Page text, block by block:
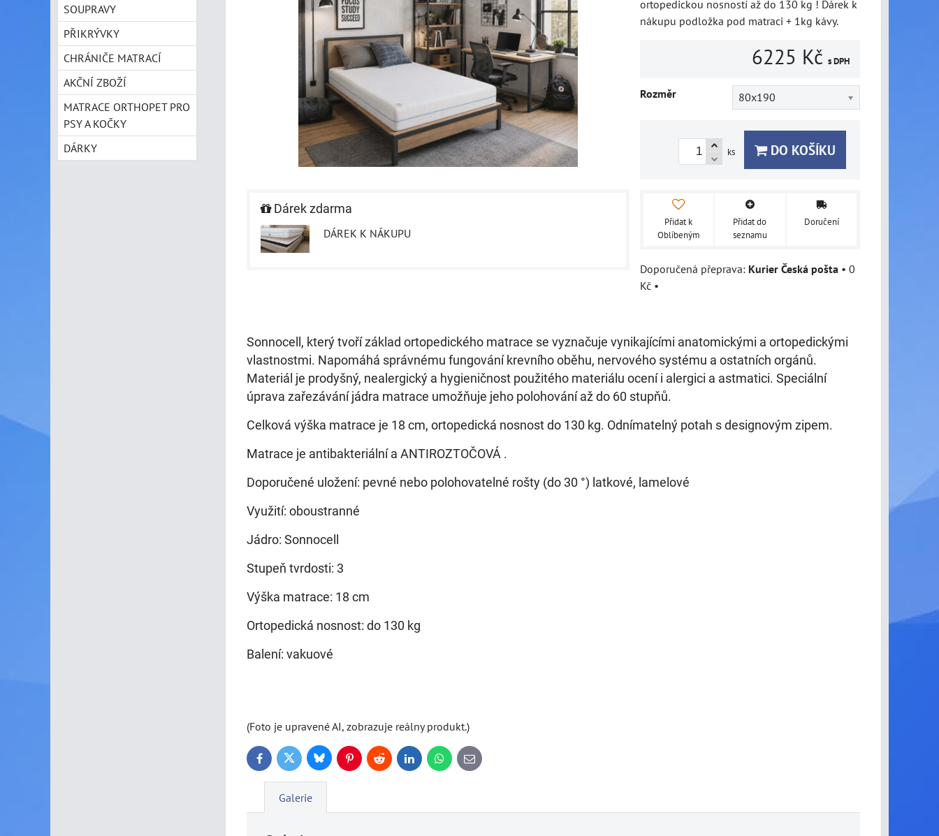
Dárek zdarma
DÁREK K NÁKUPU
ortopedickou nosností až do 130 kg ! Dárek k
nákupu podložka pod matraci + 1kg kávy.
6225 Kč s DPH
Rozměr 80x190
ks DO KOŠÍKU
Přidat k
Oblíbeným
Přidat do
seznamu
Doručení
Kurier Česká pošta • 0
Kč •
Sonnocell, který tvoří základ ortopedického matrace se vyznačuje vynikajícími anatomickými a ortopedickými
vlastnostmi. Napomáhá správnému fungování krevního oběhu, nervového systému a ostatních orgánů.
Materiál je prodyšný, nealergický a hygieničnost použitého materiálu ocení i alergici a astmatici. Speciální
úprava zařezávání jádra matrace umožňuje jeho polohování až do 60 stupňů.
Celková výška matrace je 18 cm, ortopedická nosnost do 130 kg. Odnímatelný potah s designovým zipem.
Matrace je antibakteriální a ANTIROZTOČOVÁ .
Doporučené uložení: pevné nebo polohovatelné rošty (do 30 °) latkové, lamelové
Využití: oboustranné
Jádro: Sonnocell
Stupeň tvrdosti: 3
Výška matrace: 18 cm
Ortopedická nosnost: do 130 kg
Balení: vakuové
(Foto je upravené AI, zobrazuje reálny produkt.)
FacebookTwitter BlueskyPinterestReddit LinkedInWhatsApp
E-
mail
Galerie
SOUPRAVY
PŘIKRÝVKY
CHRÁNIČE MATRACÍ
AKČNÍ ZBOŽÍ
MATRACE ORTHOPET PRO
PSY A KOČKY
DÁRKY